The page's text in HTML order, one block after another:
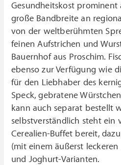
Gesundheitskost prominent
große Bandbreite an
von der weltberühmten
feinen Aufstrichen und
Bauernhof aus Proschim.
ebenso zur Verfügung wie
für den Liebhaber des
Speck, gebratene
kann auch separat bestellt
selbstverständlich steht ein
Cerealien-Buffet bereit,
(mit einem äußerst leckeren
und Joghurt-Varianten.